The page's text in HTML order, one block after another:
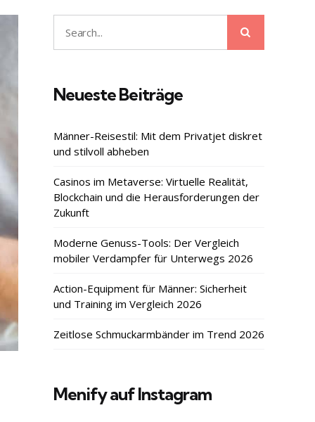
Search
for:
Neueste Beiträge
Männer-Reisestil: Mit dem Privatjet diskret
und stilvoll abheben
Casinos im Metaverse: Virtuelle Realität,
Blockchain und die Herausforderungen der
Zukunft
Moderne Genuss-Tools: Der Vergleich
mobiler Verdampfer für Unterwegs 2026
Action-Equipment für Männer: Sicherheit
und Training im Vergleich 2026
Zeitlose Schmuckarmbänder im Trend 2026
Menify auf Instagram